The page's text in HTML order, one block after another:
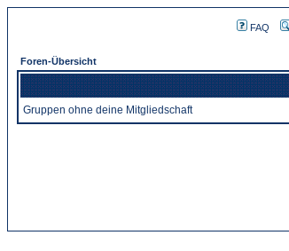
FAQ
Foren-Übersicht
Gruppen ohne deine Mitgliedschaft